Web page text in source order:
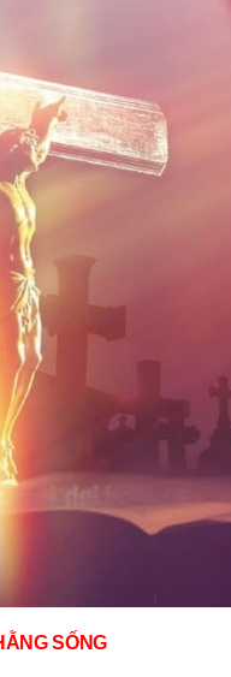
SỐNG